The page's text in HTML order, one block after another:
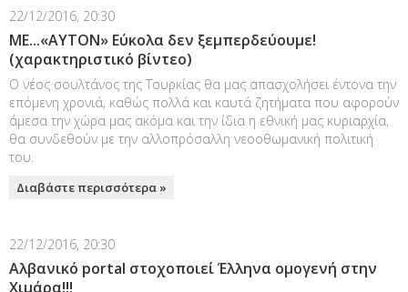
22/12/2016, 20:30
ΜΕ...«ΑΥΤΟΝ» Εύκολα δεν ξεμπερδεύουμε!
(χαρακτηριστικό βίντεο)
Ο νέος σουλτάνος της Τουρκίας θα μας απασχολήσει έντονα την
επόμενη χρονιά, καθώς πολλά και καυτά ζητήματα που αφορούν
άμεσα την χώρα μας ακόμα και την ίδια η εθνική μας κυριαρχία,
θα συνδεθούν με την αλλοπρόσαλλη νεοοθωμανική πολιτική
του.
Διαβάστε περισσότερα »
22/12/2016, 20:30
Aλβανικό portal στοχοποιεί Έλληνα ομογενή στην
Χιμάρα!!!